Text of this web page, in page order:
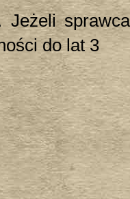
Jeżeli
do lat 3